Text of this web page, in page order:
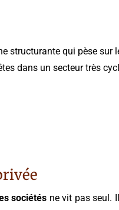
structurante qui pèse sur
dans un secteur très
sociétés ne vit pas seul.